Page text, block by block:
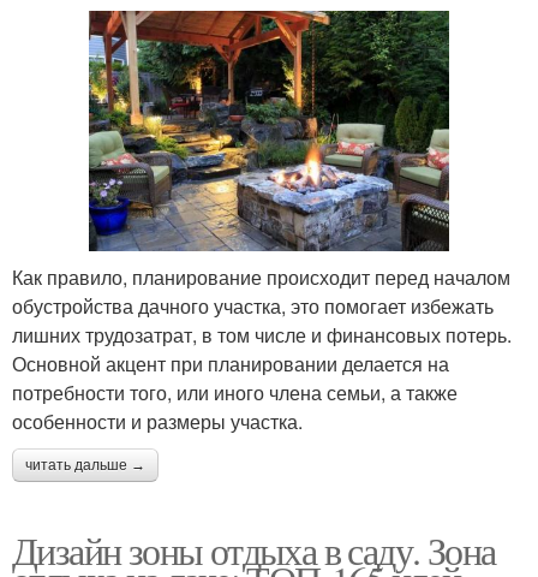
Как правило, планирование происходит перед началом
обустройства дачного участка, это помогает избежать
лишних трудозатрат, в том числе и финансовых потерь.
Основной акцент при планировании делается на
потребности того, или иного члена семьи, а также
особенности и размеры участка.
читать дальше →
Дизайн зоны отдыха в саду. Зона